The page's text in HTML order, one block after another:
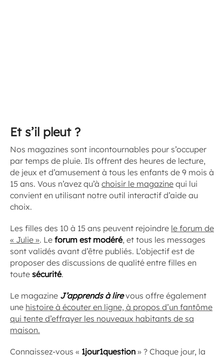
Et s’il pleut ?
Nos magazines sont incontournables pour s’occuper
par temps de pluie. Ils offrent des heures de lecture,
de jeux et d’amusement à tous les enfants de 9 mois à
15 ans. Vous n’avez qu’à choisir le magazine qui lui
convient en utilisant notre outil interactif d’aide au
choix.
Les filles des 10 à 15 ans peuvent rejoindre le forum de
« Julie ». Le forum est modéré, et tous les messages
sont validés avant d’être publiés. L’objectif est de
proposer des discussions de qualité entre filles en
toute sécurité.
Le magazine J’apprends à lire vous offre également
une histoire à écouter en ligne, à propos d’un fantôme
qui tente d’effrayer les nouveaux habitants de sa
maison.
Connaissez-vous « 1jour1question » ? Chaque jour, la